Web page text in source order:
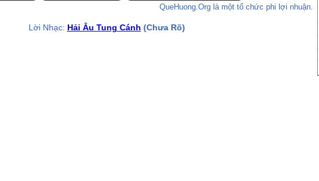
QueHuong.Org là một tổ chức phi lợi nhuận.
Lời Nhạc: Hải Âu Tung Cánh (Chưa Rõ)